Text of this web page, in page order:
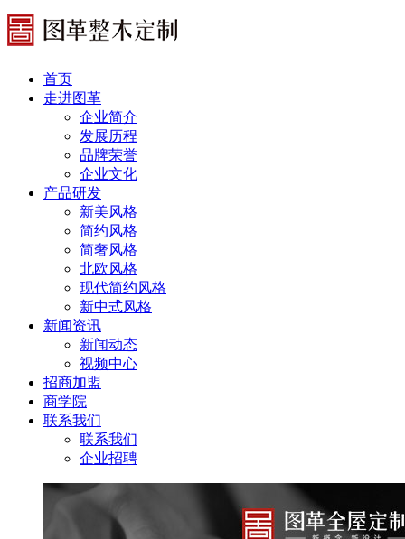
首页
走进图革
企业简介
发展历程
品牌荣誉
企业文化
产品研发
新美风格
简约风格
简奢风格
北欧风格
现代简约风格
新中式风格
新闻资讯
新闻动态
视频中心
招商加盟
商学院
联系我们
联系我们
企业招聘